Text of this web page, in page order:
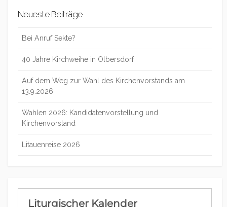
Neueste Beiträge
Bei Anruf Sekte?
40 Jahre Kirchweihe in Olbersdorf
Auf dem Weg zur Wahl des Kirchenvorstands am
13.9.2026
Wahlen 2026: Kandidatenvorstellung und
Kirchenvorstand
Litauenreise 2026